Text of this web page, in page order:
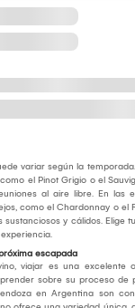
variar según la
el Pinot Grigio o el
al aire libre. En las
como el Chardonnay o el
y cálidos. Elige
escapada
viajar es una excelente
sobre su proceso de
en Argentina son